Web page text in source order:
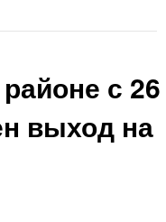
с 26
выход на